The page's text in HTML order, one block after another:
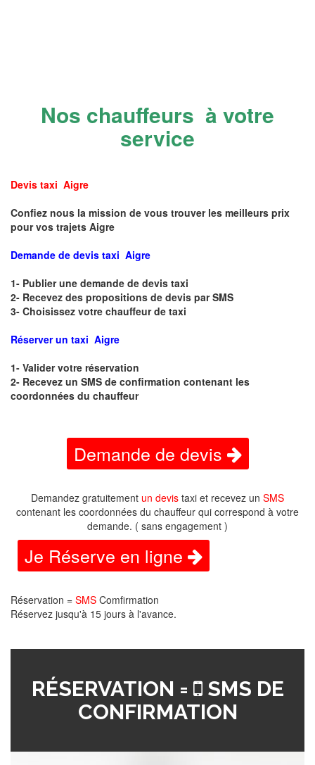
Nos chauffeurs à votre
service
Devis taxi Aigre
Confiez nous la mission de vous trouver les meilleurs prix
pour vos trajets Aigre
Demande de devis taxi Aigre
1- Publier une demande de devis taxi
2- Recevez des propositions de devis par SMS
3- Choisissez votre chauffeur de taxi
Réserver un taxi Aigre
1- Valider votre réservation
2- Recevez un SMS de confirmation contenant les
coordonnées du chauffeur
Demande de devis
Demandez gratuitement un devis taxi et recevez un SMS
contenant les coordonnées du chauffeur qui correspond à votre
demande. ( sans engagement )
Je Réserve en ligne
Réservation = SMS Comfirmation
Réservez jusqu'à 15 jours à l'avance.
RÉSERVATION =
SMS DE
CONFIRMATION